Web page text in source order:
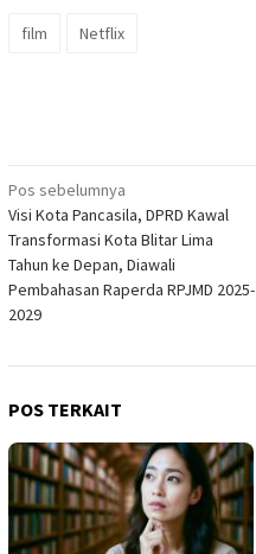
film Netflix
Navigasi
pos
Pos sebelumnya
Visi Kota Pancasila, DPRD Kawal
Transformasi Kota Blitar Lima
Tahun ke Depan, Diawali
Pembahasan Raperda RPJMD 2025-
2029
POS TERKAIT